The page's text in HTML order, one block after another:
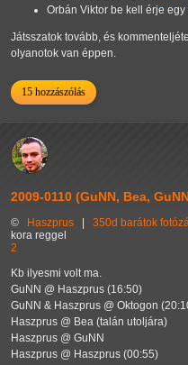
Orbán Viktor be kell érje
Játsszatok tovább, és
olyanotok van éppen.
15 hozzászólás
2009-0110 (GuNN, Bea,
© Haszprus 350d barátok
kora reggel
2
Kb ilyesmi volt ma.
GuNN @ Haszprus (16:50)
GuNN & Haszprus @ Oktogon
Haszprus @ Bea (talán utoljára)
Haszprus @ GuNN
Haszprus @ Haszprus (00:55)